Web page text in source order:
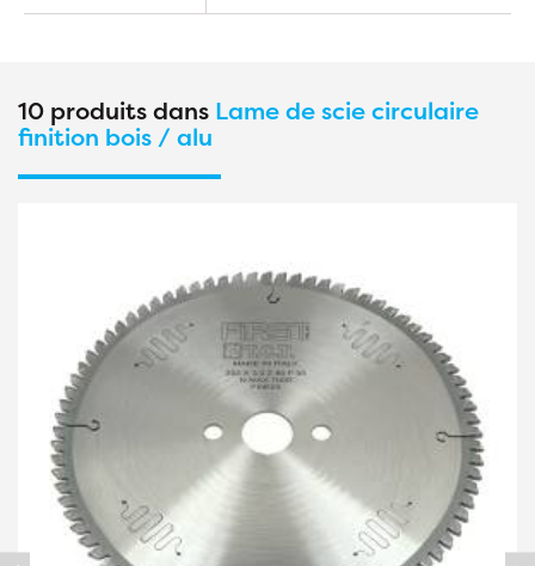
10 produits dans Lame de scie circulaire
finition bois / alu